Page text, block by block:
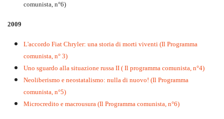
comunista, n°6)
2009
L'accordo Fiat Chryler: una storia di morti viventi (Il Programma
comunista, n° 3)
Uno sguardo alla situazione russa II ( Il programma comunista, n°4)
Neoliberismo e neostatalismo: nulla di nuovo! (Il Programma
comunista, n°5)
Microcredito e macrousura (Il Programma comunista, n°6)